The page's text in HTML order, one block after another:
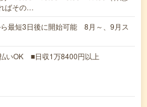
ばその…
最短3日後に開始可能 8月～、9月ス
いOK ■日収1万8400円以上